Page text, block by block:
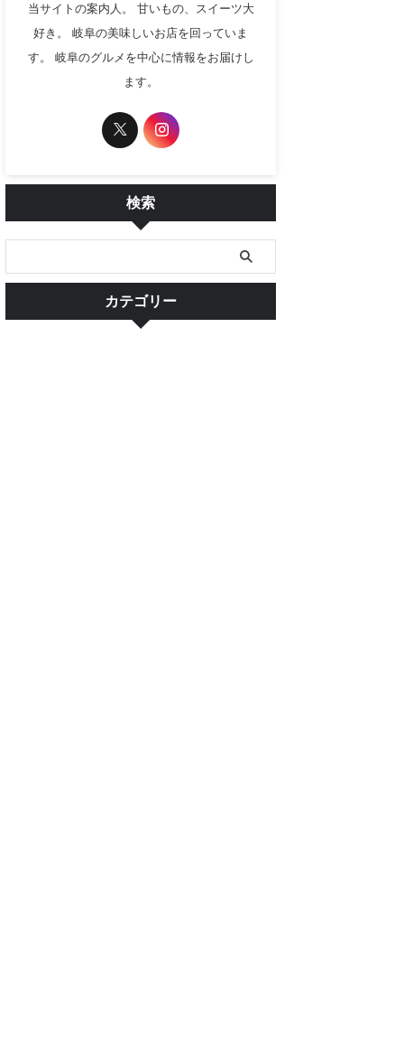
当サイトの案内人。 甘いもの、スイーツ大
好き。 岐阜の美味しいお店を回っていま
す。 岐阜のグルメを中心に情報をお届けし
ます。
検索
カテゴリー